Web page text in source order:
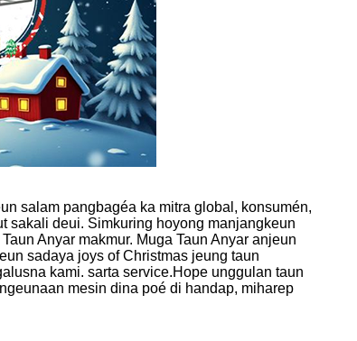
salam pangbagéa ka mitra global, konsumén,
sakali deui. Simkuring hoyong manjangkeun
Anyar makmur. Muga Taun Anyar anjeun
sadaya joys of Christmas jeung taun
kami. sarta service.Hope unggulan taun
mesin dina poé di handap, miharep